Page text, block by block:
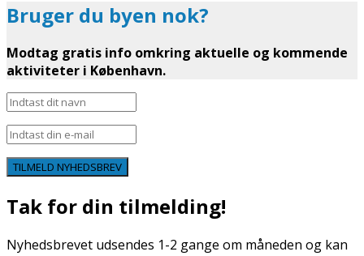
Bruger du byen nok?
Modtag gratis info omkring aktuelle og kommende
aktiviteter i København.
TILMELD NYHEDSBREV
Tak for din tilmelding!
Nyhedsbrevet udsendes 1-2 gange om måneden og kan